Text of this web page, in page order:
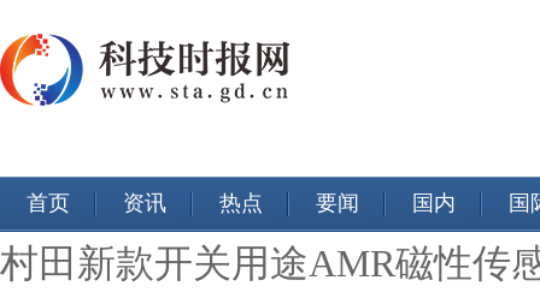
首页 资讯 热点 要闻 国内 国
村田新款开关用途AMR磁性传